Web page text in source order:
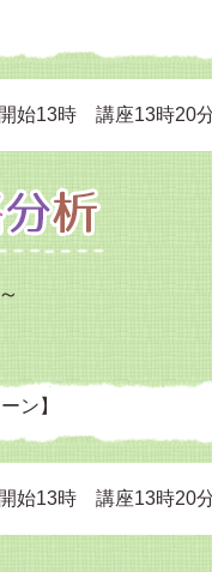
始13時 講座13時20
ン】
始13時 講座13時20